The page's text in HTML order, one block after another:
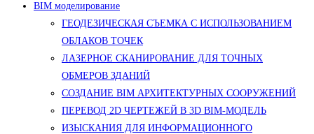
BIM моделирование
ГЕОДЕЗИЧЕСКАЯ СЪЕМКА С ИСПОЛЬЗОВАНИЕМ
ОБЛАКОВ ТОЧЕК
ЛАЗЕРНОЕ СКАНИРОВАНИЕ ДЛЯ ТОЧНЫХ
ОБМЕРОВ ЗДАНИЙ
СОЗДАНИЕ BIM АРХИТЕКТУРНЫХ СООРУЖЕНИЙ
ПЕРЕВОД 2D ЧЕРТЕЖЕЙ В 3D BIM-МОДЕЛЬ
ИЗЫСКАНИЯ ДЛЯ ИНФОРМАЦИОННОГО